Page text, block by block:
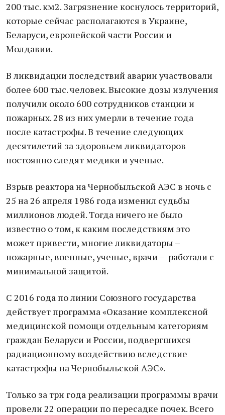
200 тыс. км2. Загрязнение коснулось территорий,
которые сейчас располагаются в Украине,
Беларуси, европейской части России и
Молдавии.
В ликвидации последствий аварии участвовали
более 600 тыс. человек. Высокие дозы излучения
получили около 600 сотрудников станции и
пожарных. 28 из них умерли в течение года
после катастрофы. В течение следующих
десятилетий за здоровьем ликвидаторов
постоянно следят медики и ученые.
Взрыв реактора на Чернобыльской АЭС в ночь с
25 на 26 апреля 1986 года изменил судьбы
миллионов людей. Тогда ничего не было
известно о том, к каким последствиям это
может привести, многие ликвидаторы –
пожарные, военные, ученые, врачи – работали с
минимальной защитой.
С 2016 года по линии Союзного государства
действует программа «Оказание комплексной
медицинской помощи отдельным категориям
граждан Беларуси и России, подвергшихся
радиационному воздействию вследствие
катастрофы на Чернобыльской АЭС».
Только за три года реализации программы врачи
провели 22 операции по пересадке почек. Всего